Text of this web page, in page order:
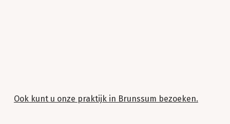
Ook kunt u onze praktijk in Brunssum bezoeken.